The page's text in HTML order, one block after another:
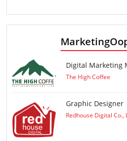
Digital Marketing
The High Coffee
Graphic Designer
Redhouse Digital Co.,